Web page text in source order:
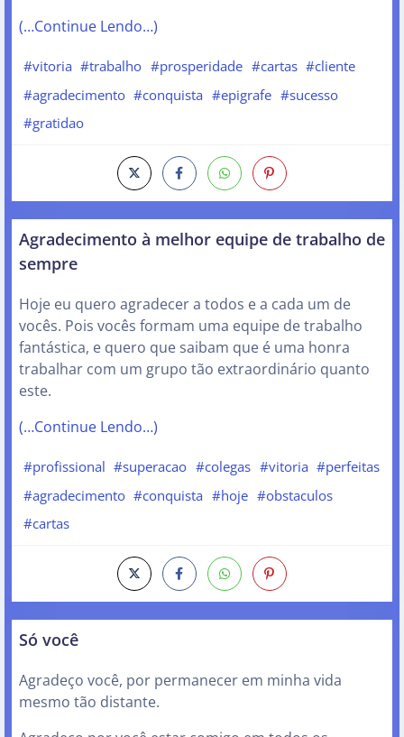
(…Continue Lendo…)
#vitoria #trabalho #prosperidade #cartas #cliente
#agradecimento #conquista #epigrafe #sucesso
#gratidao
Agradecimento à melhor equipe de trabalho de
sempre
Hoje eu quero agradecer a todos e a cada um de
vocês. Pois vocês formam uma equipe de trabalho
fantástica, e quero que saibam que é uma honra
trabalhar com um grupo tão extraordinário quanto
este.
(…Continue Lendo…)
#profissional #superacao #colegas #vitoria #perfeitas
#agradecimento #conquista #hoje #obstaculos
#cartas
Só você
Agradeço você, por permanecer em minha vida
mesmo tão distante.